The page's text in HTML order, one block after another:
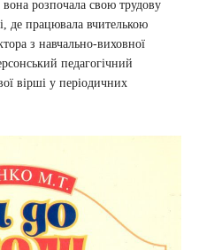
розпочала свою трудову
де працювала вчителькою
з навчально-виховної
педагогічний
вірші у періодичних